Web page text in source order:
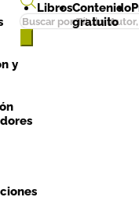
Búsqueda
de
y
LibrosContenido
gratuito